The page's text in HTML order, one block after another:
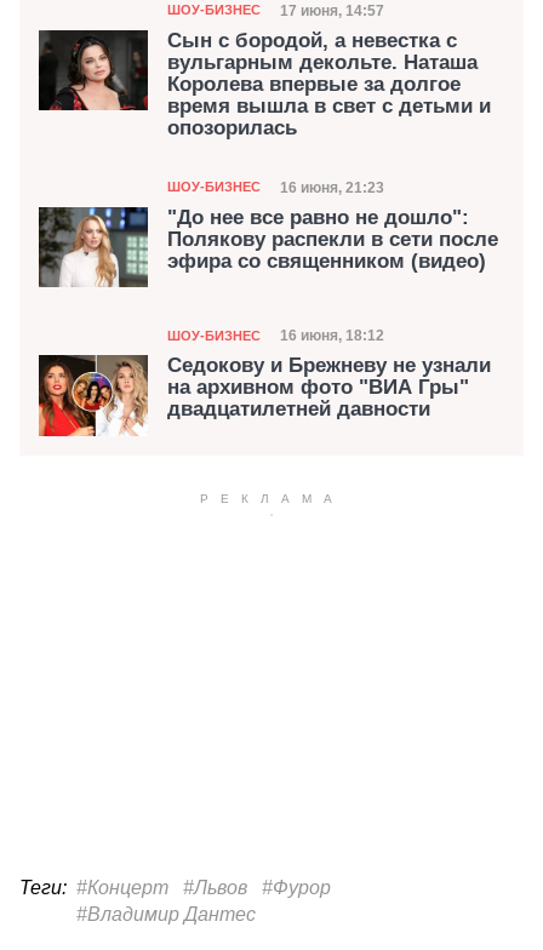
Категория
ШОУ-БИЗНЕС Дата публикации
17 июня, 14:57
Сын с бородой, а невестка с
вульгарным декольте. Наташа
Королева впервые за долгое
время вышла в свет с детьми и
опозорилась
Категория
ШОУ-БИЗНЕС Дата публикации
16 июня, 21:23
"До нее все равно не дошло":
Полякову распекли в сети после
эфира со священником (видео)
Категория
ШОУ-БИЗНЕС Дата публикации
16 июня, 18:12
Седокову и Брежневу не узнали
на архивном фото "ВИА Гры"
двадцатилетней давности
Теги: #Концерт #Львов
#Фурор
#Владимир Дантес